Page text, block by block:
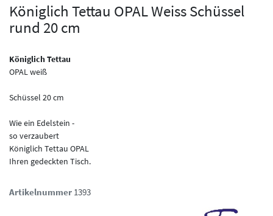
Königlich Tettau OPAL Weiss Schüssel
rund 20 cm
Königlich Tettau
OPAL weiß
Schüssel 20 cm
Wie ein Edelstein -
so verzaubert
Königlich Tettau OPAL
Ihren gedeckten Tisch.
Artikelnummer 1393